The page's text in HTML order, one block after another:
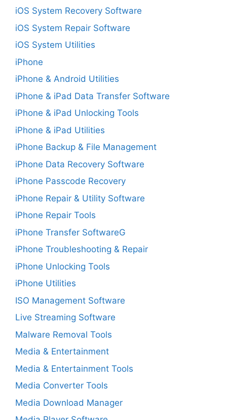
iOS System Recovery Software
iOS System Repair Software
iOS System Utilities
iPhone
iPhone & Android Utilities
iPhone & iPad Data Transfer Software
iPhone & iPad Unlocking Tools
iPhone & iPad Utilities
iPhone Backup & File Management
iPhone Data Recovery Software
iPhone Passcode Recovery
iPhone Repair & Utility Software
iPhone Repair Tools
iPhone Transfer SoftwareG
iPhone Troubleshooting & Repair
iPhone Unlocking Tools
iPhone Utilities
ISO Management Software
Live Streaming Software
Malware Removal Tools
Media & Entertainment
Media & Entertainment Tools
Media Converter Tools
Media Download Manager